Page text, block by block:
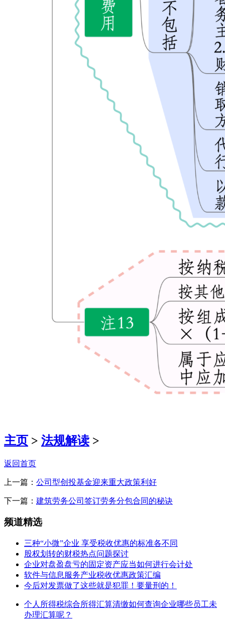
主页 > 法规解读 >
返回首页
上一篇： 公司型创投基金迎来重大政策利好
下一篇： 建筑劳务公司签订劳务分包合同的秘诀
频道精选
三种“小微”企业 享受税收优惠的标准各不同
股权划转的财税热点问题探讨
企业对盘盈盘亏的固定资产应当如何进行会计处
软件与信息服务产业税收优惠政策汇编
今后对发票做了这些就是犯罪！要量刑的！
个人所得税综合所得汇算清缴如何查询企业哪些员工未
办理汇算呢？